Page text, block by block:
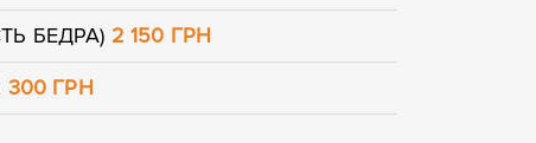
БЕДРА) 2 150 ГРН
300 ГРН